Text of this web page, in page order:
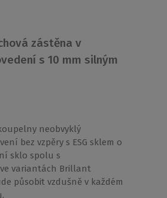
zástěna v
s 10 mm silným
neobvyklý
bez vzpěry s ESG sklem o
sklo spolu s
variantách Brillant
působit vzdušně v každém